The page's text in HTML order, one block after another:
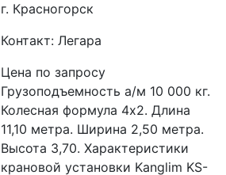
г. Красногорск
Контакт: Легара
Цена по запросу
Грузоподъемность а/м 10 000 кг.
Колесная формула 4х2. Длина
11,10 метра. Ширина 2,50 метра.
Высота 3,70. Характеристики
крановой установки Kanglim KS-